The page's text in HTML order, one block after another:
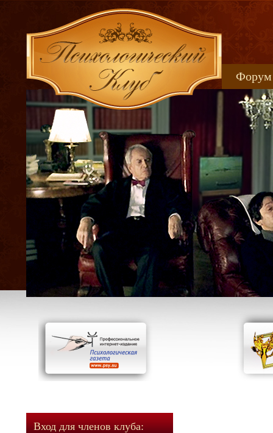
Форум
Вход для членов клуба: